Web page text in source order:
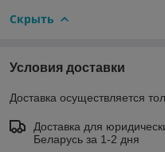
Скрыть
Условия доставки
Доставка осуществляется
Доставка для
Беларусь за 1-2 дня